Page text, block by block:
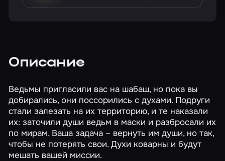
Описание
Ведьмы пригласили вас на шабаш, но пока вы
добирались, они поссорились с духами. Подруги
стали залезать на их территорию, и те наказали
их: заточили души ведьм в маски и разбросали их
по мирам. Ваша задача – вернуть им души, но так,
чтобы не потерять свои. Духи коварны и будут
мешать вашей миссии.